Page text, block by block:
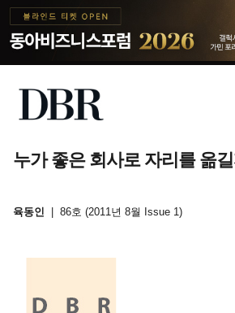
누가 좋은 회사로 자리를 옮
육동인 86호 (2011년 8월 Issue 1)